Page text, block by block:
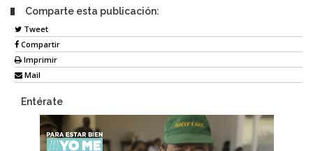
Comparte esta publicación:
Tweet
Compartir
Imprimir
Mail
Entérate